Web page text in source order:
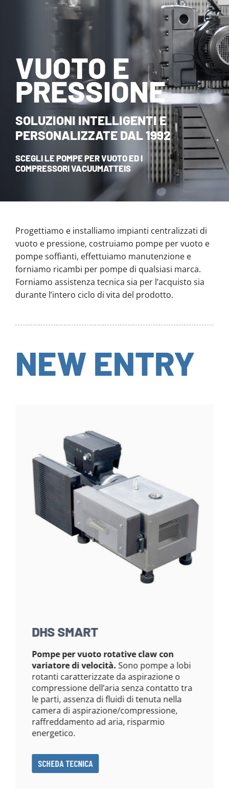
HOME
VUOTO E
PRESSIONE
SOLUZIONI INTELLIGENTI E
PERSONALIZZATE DAL 1992
SCEGLI LE POMPE PER VUOTO ED I
COMPRESSORI VACUUMATTEIS
Progettiamo e installiamo impianti centralizzati di
vuoto e pressione, costruiamo pompe per vuoto e
pompe soffianti, effettuiamo manutenzione e
forniamo ricambi per pompe di qualsiasi marca.
Forniamo assistenza tecnica sia per l’acquisto sia
durante l’intero ciclo di vita del prodotto.
NEW ENTRY
DHS SMART
Pompe per vuoto rotative claw con
variatore di velocità.Sono pompe a lobi
rotanti caratterizzate da aspirazione o
compressione dell’aria senza contatto tra
le parti, assenza di fluidi di tenuta nella
camera di aspirazione/compressione,
raffreddamento ad aria, risparmio
energetico.
SCHEDA TECNICA